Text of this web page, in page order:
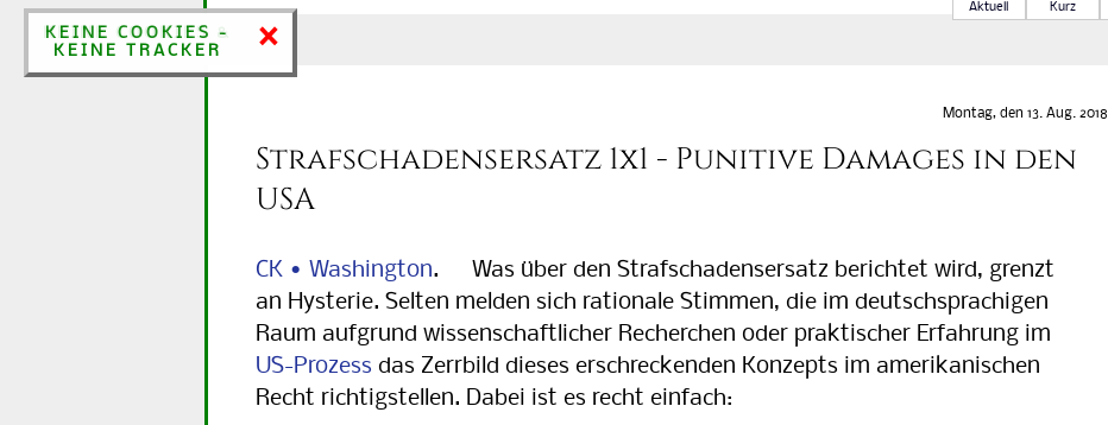
×
KEINE COOKIES &
KEINE TRACKER
Aktuell Kurz
Montag, den 13. Aug. 2018
Strafschadensersatz 1x1 - Punitive Damages in den
USA
CK • Washington. Was über den Strafschadensersatz berichtet wird, grenzt
an Hysterie. Selten melden sich rationale Stimmen, die im deutschsprachigen
Raum aufgrund wissenschaftlicher Recherchen oder praktischer Erfahrung im
US-Pro­zess das Zerrbild dieses erschreckenden Konzepts im amerika­ni­schen
Recht rich­tig­stellen. Dabei ist es recht einfach:
×
KEINE COOKIES -
KEINE TRACKER